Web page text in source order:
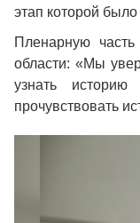
этап которой
Пленарную
области: «Мы
узнать
прочувствовать